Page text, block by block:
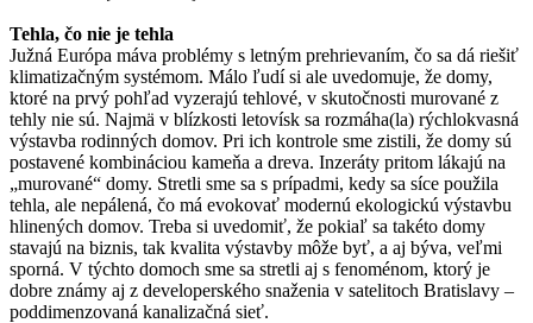
Tehla, čo nie je tehla
Južná Európa máva problémy s letným prehrievaním, čo sa dá riešiť
klimatizačným systémom. Málo ľudí si ale uvedomuje, že domy,
ktoré na prvý pohľad vyzerajú tehlové, v skutočnosti murované z
tehly nie sú. Najmä v blízkosti letovísk sa rozmáha(la) rýchlokvasná
výstavba rodinných domov. Pri ich kontrole sme zistili, že domy sú
postavené kombináciou kameňa a dreva. Inzeráty pritom lákajú na
„murované“ domy. Stretli sme sa s prípadmi, kedy sa síce použila
tehla, ale nepálená, čo má evokovať modernú ekologickú výstavbu
hlinených domov. Treba si uvedomiť, že pokiaľ sa takéto domy
stavajú na biznis, tak kvalita výstavby môže byť, a aj býva, veľmi
sporná. V týchto domoch sme sa stretli aj s fenoménom, ktorý je
dobre známy aj z developerského snaženia v satelitoch Bratislavy –
poddimenzovaná kanalizačná sieť.